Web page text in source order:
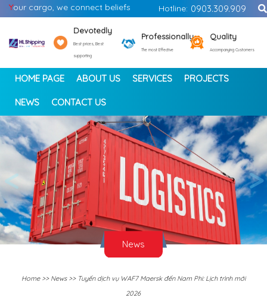
Your cargo, we connect beliefs Hotline: 0903.309.909
Devotedly
Best prices, Best
supporting
Professionally
The most Effective
Quality
Accompanying Customers
HOME PAGE ABOUT US SERVICES PROJECTS
NEWS CONTACT US
< >
News
Home>> News>> Tuyến dịch vụ WAF7 Maersk đến Nam Phi: Lịch trình mới
2026